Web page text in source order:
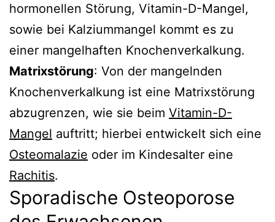
hormonellen Störung, Vitamin-D-Mangel,
sowie bei Kalziummangel kommt es zu
einer mangelhaften Knochenverkalkung.
Matrixstörung: Von der mangelnden
Knochenverkalkung ist eine Matrixstörung
abzugrenzen, wie sie beim Vitamin-D-
Mangel auftritt; hierbei entwickelt sich eine
Osteomalazie oder im Kindesalter eine
Rachitis.
Sporadische Osteoporose